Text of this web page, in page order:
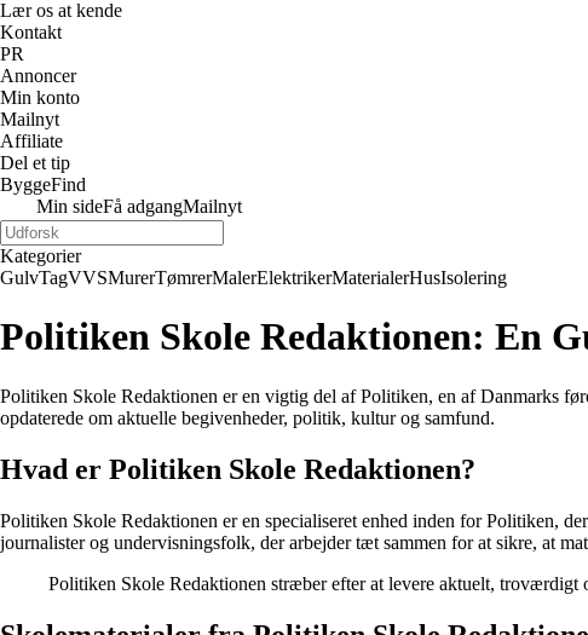
Lær os at kende
Kontakt
PR
Annoncer
Min konto
Mailnyt
Affiliate
Del et tip
ByggeFind
Min sideFå adgangMailnyt
Kategorier
GulvTagVVSMurerTømrerMalerElektrikerMaterialerHusIsolering
Politiken Skole Redaktionen: En
Politiken Skole Redaktionen er en vigtig del af Politiken, en af Danmarks
opdaterede om aktuelle begivenheder, politik, kultur og samfund.
Hvad er Politiken Skole Redaktionen?
Politiken Skole Redaktionen er en specialiseret enhed inden for Politiken,
journalister og undervisningsfolk, der arbejder tæt sammen for at sikre, at
Politiken Skole Redaktionen stræber efter at levere aktuelt,